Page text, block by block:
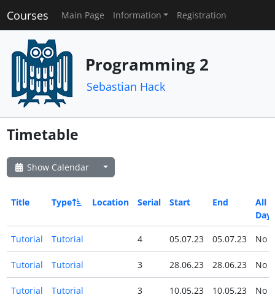
Courses Main Page Information Registration
Programming 2
Sebastian Hack
Timetable
Show Calendar
Title Type Location Serial Start End
All
Day
Tutorial Tutorial 4 05.07.23 05.07.23 No
Tutorial Tutorial 3 28.06.23 28.06.23 No
Tutorial Tutorial 3 10.05.23 10.05.23 No